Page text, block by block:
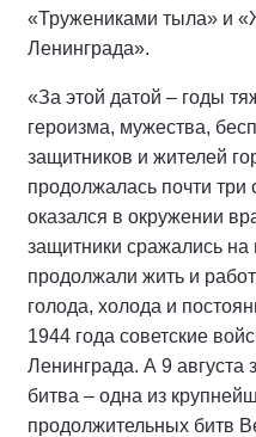
«Тружениками тыла» и
Ленинграда».
«За этой датой – годы
героизма, мужества,
защитников и жителей
продолжалась почти три
оказался в окружении
защитники сражались
продолжали жить и
голода, холода и
1944 года советские
Ленинграда. А 9 августа
битва – одна из
продолжительных битв